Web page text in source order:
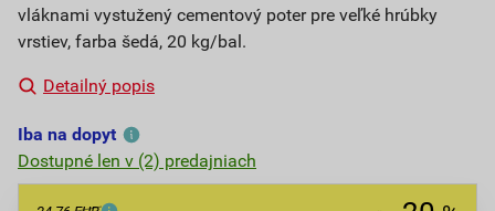
vláknami vystužený cementový poter pre veľké hrúbky
vrstiev, farba šedá, 20 kg/bal.
Detailný popis
Iba na dopyt
Dostupné len v (2) predajniach